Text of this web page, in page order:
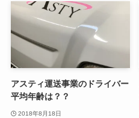
アスティ運送事業のドライバー
平均年齢は？？
2018年8月18日